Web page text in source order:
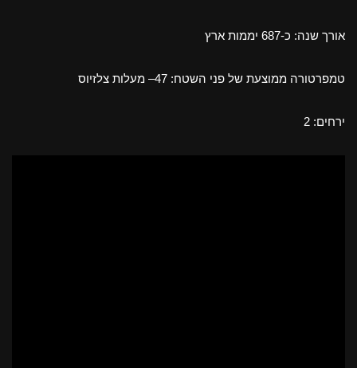
אורך שנה: כ-687 יממות ארץ
טמפרטורה ממוצעת של פני השטח: 47– מעלות צלזיוס
ירחים: 2